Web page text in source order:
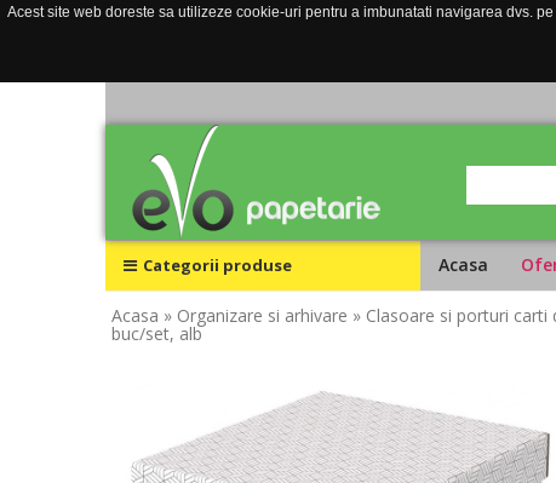
Acest site web doreste sa utilizeze cookie-uri pentru a imbunatati navigarea dvs.
Categorii produse Acasa
Acasa » Organizare si arhivare » Clasoare si porturi carti
buc/set, alb